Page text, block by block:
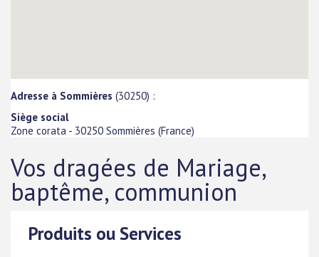
Adresse à Sommières (30250) :
Siège social
Zone corata - 30250 Sommières (France)
Vos dragées de Mariage,
baptême, communion
Produits ou Services